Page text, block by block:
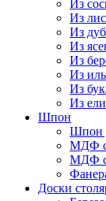
Из
Из
Из
Из
Из
Из
Из
Из ели
Шпон
Шпон
МДФ
МДФ
Доски